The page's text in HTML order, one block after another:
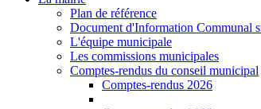
Plan de référence
Document d'Information Communal
L'équipe municipale
Les commissions municipales
Comptes-rendus du conseil municipal
Comptes-rendus 2026